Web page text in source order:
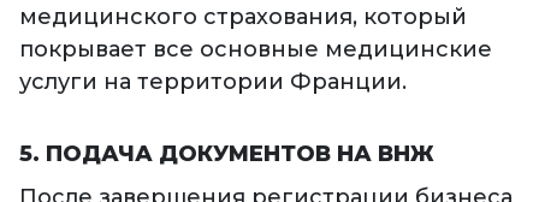
медицинского страхования, который
покрывает все основные медицинские
услуги на территории Франции.
5. ПОДАЧА ДОКУМЕНТОВ НА ВНЖ